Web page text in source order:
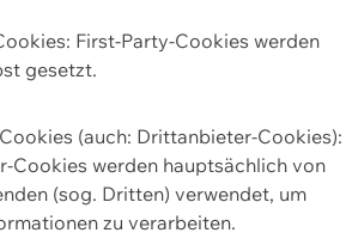
First-Party-Cookies werden
gesetzt.
(auch: Drittanbieter-Cookies):
Cookies werden hauptsächlich von
(sog. Dritten) verwendet, um
zu verarbeiten.